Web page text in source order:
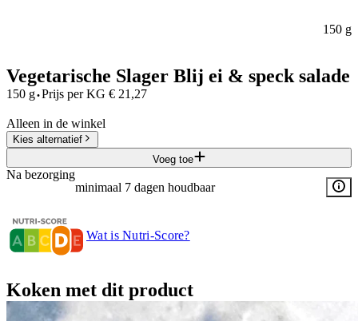
150 g
Vegetarische Slager Blij ei & speck salade
150 g·Prijs per KG € 21,27
Alleen in de winkel
Kies alternatief
Voeg toe
Na bezorging
minimaal 7 dagen houdbaar
Wat is Nutri-Score?
Koken met dit product